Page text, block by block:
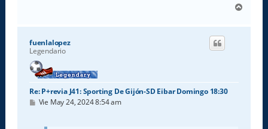
r
fuenlalopez
Legendario
Re: P+revia J41: Sporting De Gijón-SD Eibar Domingo 18:30
M
Vie May 24, 2024 8:54 am